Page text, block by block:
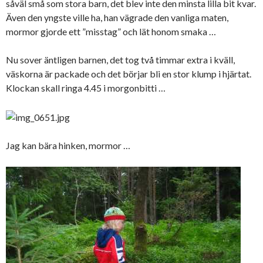
såväl små som stora barn, det blev inte den minsta lilla bit kvar.
Även den yngste ville ha, han vägrade den vanliga maten,
mormor gjorde ett ”misstag” och lät honom smaka …
Nu sover äntligen barnen, det tog två timmar extra i kväll,
väskorna är packade och det börjar bli en stor klump i hjärtat.
Klockan skall ringa 4.45 i morgonbitti …
Jag kan bära hinken, mormor …